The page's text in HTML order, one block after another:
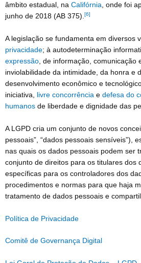
âmbito estadual, na Califórnia , onde foi
junho de 2018 (AB 375). [6]
A legislação se fundamenta em diversos
privacidade; à autodeterminação
expressão , de informação, comunicação
inviolabilidade da intimidade, da honra e
desenvolvimento econômico e
iniciativa,
livre concorrência e defesa do
humanos de liberdade e dignidade das
A LGPD cria um conjunto de novos
pessoais”, “dados pessoais sensíveis”),
nas quais os dados pessoais podem ser
conjunto de direitos para os titulares dos
específicas para os controladores dos
procedimentos e normas para que haja
tratamento de dados pessoais e
Política de Privacidade
Comitê de Governança Digital